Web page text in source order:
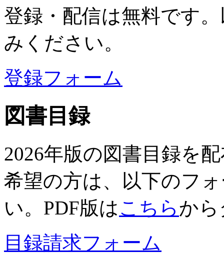
登録・配信は無料です
みください。
登録フォーム
図書目録
2026年版の図書目録を
希望の方は、以下のフ
い。PDF版はこちらか
目録請求フォーム